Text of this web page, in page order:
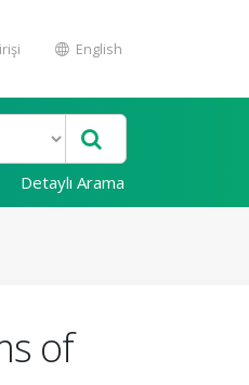
English
Detaylı Arama
of